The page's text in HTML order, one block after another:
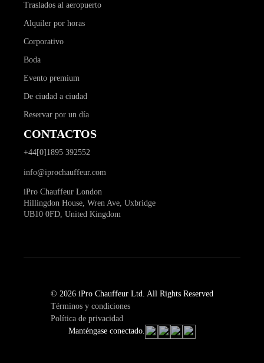
Traslados al aeropuerto
Alquiler por horas
Corporativo
Boda
Evento premium
De ciudad a ciudad
Reservar por un día
CONTACTOS
+44[0]1895 392552
info@iprochauffeur.com
iPro Chauffeur London
Hillingdon House, Wren Ave, Uxbridge
UB10 0FD, United Kingdom
© 2026 iPro Chauffeur Ltd. All Rights Reserved
Términos y condiciones
Política de privacidad
Manténgase conectado.